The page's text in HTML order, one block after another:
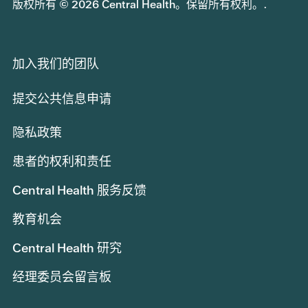
版权所有 © 2026 Central Health。保留所有权利。.
加入我们的团队
提交公共信息申请
隐私政策
患者的权利和责任
Central Health 服务反馈
教育机会
Central Health 研究
经理委员会留言板